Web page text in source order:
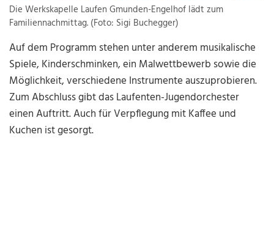
Die Werkskapelle Laufen Gmunden-Engelhof lädt zum
Familiennachmittag. (Foto: Sigi Buchegger)
Auf dem Programm stehen unter anderem musikalische
Spiele, Kinderschminken, ein Malwettbewerb sowie die
Möglichkeit, verschiedene Instrumente auszuprobieren.
Zum Abschluss gibt das Laufenten-Jugendorchester
einen Auftritt. Auch für Verpflegung mit Kaffee und
Kuchen ist gesorgt.